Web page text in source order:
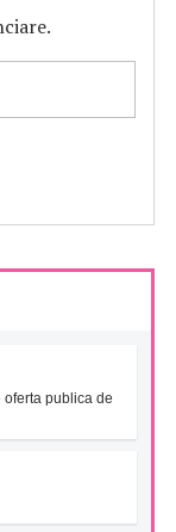
oferta publica de